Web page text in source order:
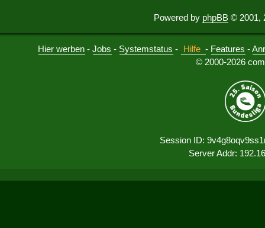
Powered by phpBB © 2001,
Hier werben -Jobs - Systemstatus - Hilfe - Features -
© 2000-2026
Session ID:
Server Addr: